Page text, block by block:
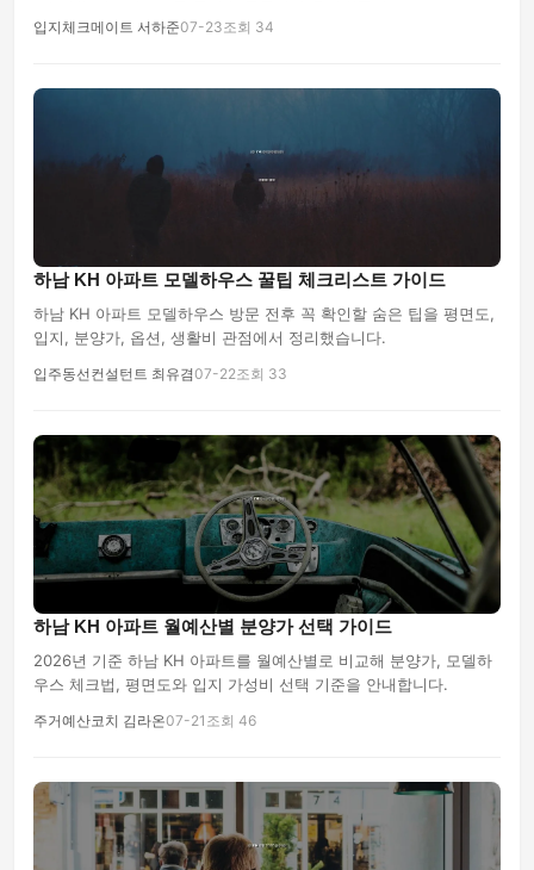
입지체크메이트 서하준07-23조회 34
하남 KH 아파트 모델하우스 꿀팁 체크리스트 가이드
하남 KH 아파트 모델하우스 방문 전후 꼭 확인할 숨은 팁을 평면도,
입지, 분양가, 옵션, 생활비 관점에서 정리했습니다.
입주동선컨설턴트 최유겸07-22조회 33
하남 KH 아파트 월예산별 분양가 선택 가이드
2026년 기준 하남 KH 아파트를 월예산별로 비교해 분양가, 모델하
우스 체크법, 평면도와 입지 가성비 선택 기준을 안내합니다.
주거예산코치 김라온07-21 조회 46